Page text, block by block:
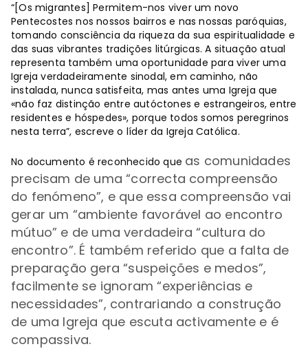
“[Os migrantes] Permitem-nos viver um novo
Pentecostes nos nossos bairros e nas nossas paróquias,
tomando consciência da riqueza da sua espiritualidade e
das suas vibrantes tradições litúrgicas. A situação atual
representa também uma oportunidade para viver uma
Igreja verdadeiramente sinodal, em caminho, não
instalada, nunca satisfeita, mas antes uma Igreja que
«não faz distinção entre autóctones e estrangeiros, entre
residentes e hóspedes», porque todos somos peregrinos
nesta terra”, escreve o líder da Igreja Católica.
No documento é reconhecido que as comunidades
precisam de uma “correcta compreensão
do fenómeno”, e que essa compreensão vai
gerar um “ambiente favorável ao encontro
mútuo” e de uma verdadeira “cultura do
encontro”. É também referido que a falta de
preparação gera “suspeições e medos”,
facilmente se ignoram “experiências e
necessidades”, contrariando a construção
de uma Igreja que escuta activamente e é
compassiva.